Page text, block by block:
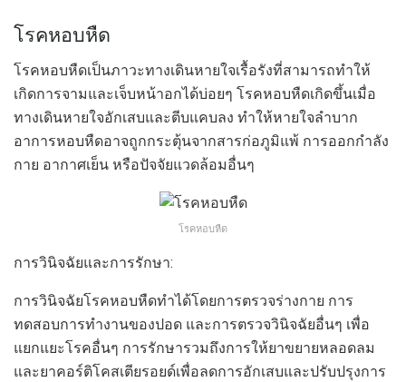
โรคหอบหืด
โรคหอบหืดเป็นภาวะทางเดินหายใจเรื้อรังที่สามารถทำให้
เกิดการจามและเจ็บหน้าอกได้บ่อยๆ โรคหอบหืดเกิดขึ้นเมื่อ
ทางเดินหายใจอักเสบและตีบแคบลง ทำให้หายใจลำบาก
อาการหอบหืดอาจถูกกระตุ้นจากสารก่อภูมิแพ้ การออกกำลัง
กาย อากาศเย็น หรือปัจจัยแวดล้อมอื่นๆ
โรคหอบหืด
การวินิจฉัยและการรักษา:
การวินิจฉัยโรคหอบหืดทำได้โดยการตรวจร่างกาย การ
ทดสอบการทำงานของปอด และการตรวจวินิจฉัยอื่นๆ เพื่อ
แยกแยะโรคอื่นๆ การรักษารวมถึงการให้ยาขยายหลอดลม
และยาคอร์ติโคสเตียรอยด์เพื่อลดการอักเสบและปรับปรุงการ